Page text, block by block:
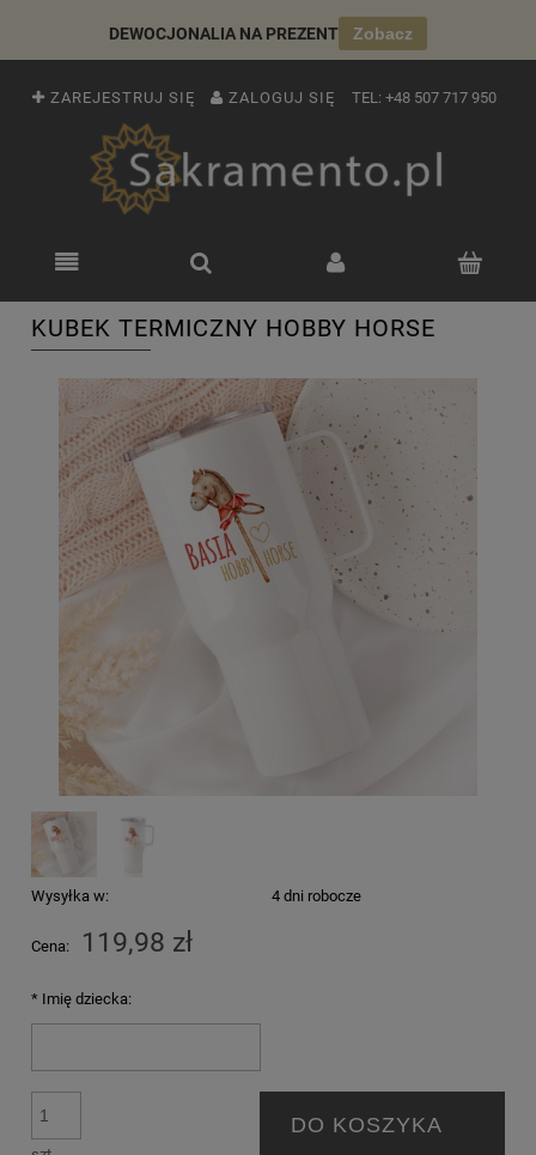
DEWOCJONALIA NA PREZENT Zobacz
ZAREJESTRUJ SIĘ ZALOGUJ SIĘ TEL: +48 507 717 950
KUBEK TERMICZNY HOBBY HORSE
Wysyłka w: 4 dni robocze
Cena: 119,98 zł
* Imię dziecka:
DO KOSZYKA